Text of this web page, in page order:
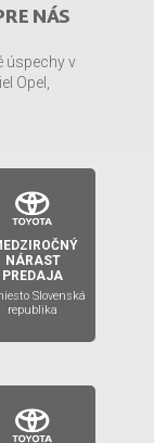
NÁS
úspechy v
Opel,
2019
NÁRAST
PREDAJA
Slovenská
republika